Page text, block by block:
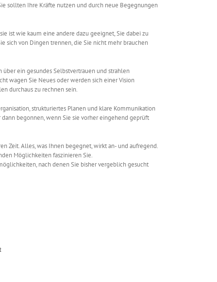
sollten Ihre Kräfte nutzen und durch neue Begegnungen
ist wie kaum eine andere dazu geeignet, Sie dabei zu
sich von Dingen trennen, die Sie nicht mehr brauchen
ein gesundes Selbstvertrauen und strahlen
wagen Sie Neues oder werden sich einer Vision
durchaus zu rechnen sein.
strukturiertes Planen und klare Kommunikation
begonnen, wenn Sie sie vorher eingehend geprüft
Zeit. Alles, was Ihnen begegnet, wirkt an- und aufregend.
Möglichkeiten faszinieren Sie.
nach denen Sie bisher vergeblich gesucht